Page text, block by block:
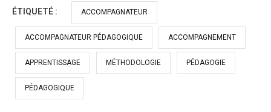
ÉTIQUETÉ : ACCOMPAGNATEUR
ACCOMPAGNATEUR PÉDAGOGIQUE ACCOMPAGNEMENT
APPRENTISSAGE MÉTHODOLOGIE PÉDAGOGIE
PÉDAGOGIQUE